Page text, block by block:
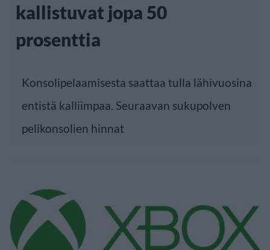
kallistuvat jopa 50
prosenttia
Konsolipelaamisesta saattaa tulla lähivuosina
entistä kalliimpaa. Seuraavan sukupolven
pelikonsolien hinnat